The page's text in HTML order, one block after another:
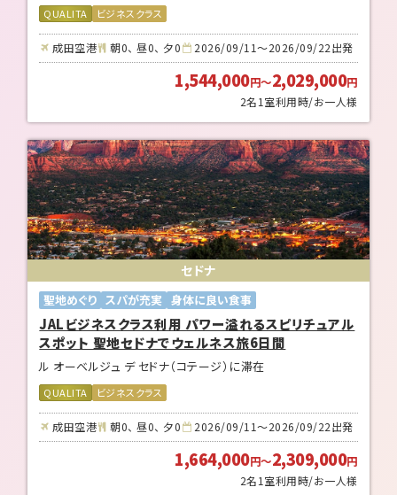
QUALITA ビジネスクラス
成田空港 朝0、 昼0、 夕0 2026/09/11～2026/09/22出発
1,544,000円～2,029,000円
2名1室利用時/お一人様
セドナ
聖地めぐり スパが充実 身体に良い食事
JALビジネスクラス利用 パワー溢れるスピリチュアル
スポット 聖地セドナでウェルネス旅6日間
ル オーベルジュ デ セドナ（コテージ）に滞在
QUALITA ビジネスクラス
成田空港 朝0、 昼0、 夕0 2026/09/11～2026/09/22出発
1,664,000円～2,309,000円
2名1室利用時/お一人様